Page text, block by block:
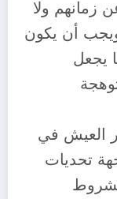
زمانهم ولا
أن يكون
يجعل
العيش في
تحديات